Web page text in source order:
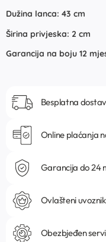
Dužina lanca: 43 cm
Širina privjeska: 2 cm
Garancija na boju 12
Besplatna
Online plaćanja
Garancija do 24
Ovlašteni
Obezbjeđen